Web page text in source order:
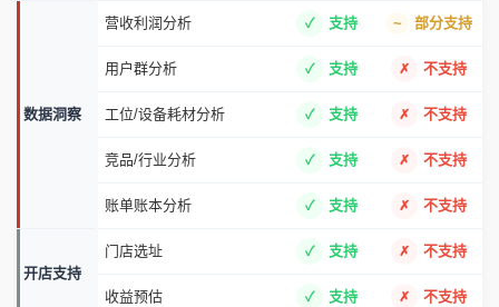
数据洞察
营收利润分析 支持 部分支持
用户群分析 支持 不支持
工位/设备耗材分析 支持 不支持
竞品/行业分析 支持 不支持
账单账本分析 支持 不支持
开店支持
门店选址 支持 不支持
收益预估 支持 不支持